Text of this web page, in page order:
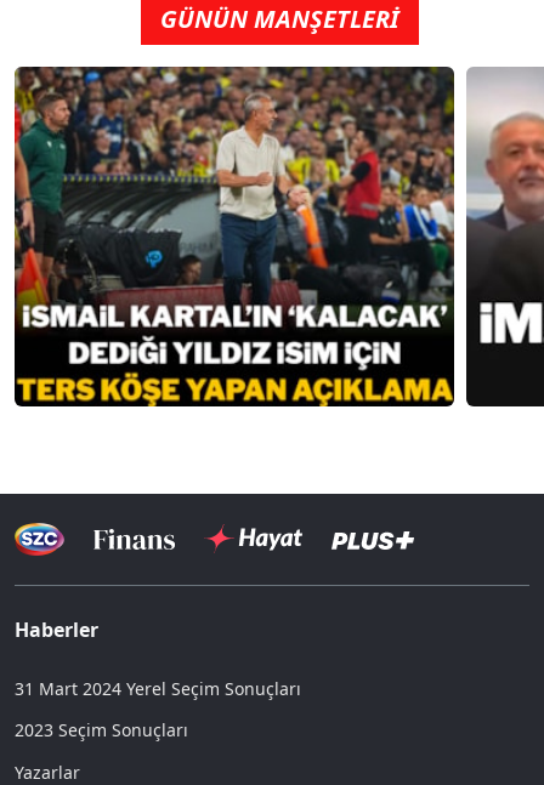
GÜNÜN MANŞETLERİ
Haberler
31 Mart 2024 Yerel Seçim Sonuçları
2023 Seçim Sonuçları
Yazarlar